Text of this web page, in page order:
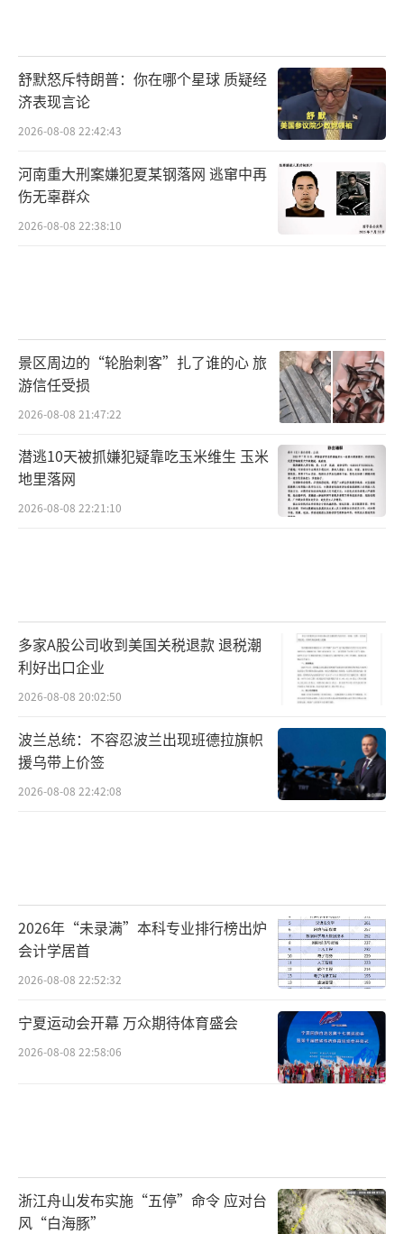
舒默怒斥特朗普：你在哪个星球 质疑经
济表现言论
2026-08-08 22:42:43
河南重大刑案嫌犯夏某钢落网 逃窜中再
伤无辜群众
2026-08-08 22:38:10
景区周边的“轮胎刺客”扎了谁的心 旅
游信任受损
2026-08-08 21:47:22
潜逃10天被抓嫌犯疑靠吃玉米维生 玉米
地里落网
2026-08-08 22:21:10
多家A股公司收到美国关税退款 退税潮
利好出口企业
2026-08-08 20:02:50
波兰总统：不容忍波兰出现班德拉旗帜
援乌带上价签
2026-08-08 22:42:08
2026年“未录满”本科专业排行榜出炉
会计学居首
2026-08-08 22:52:32
宁夏运动会开幕 万众期待体育盛会
2026-08-08 22:58:06
浙江舟山发布实施“五停”命令 应对台
风“白海豚”